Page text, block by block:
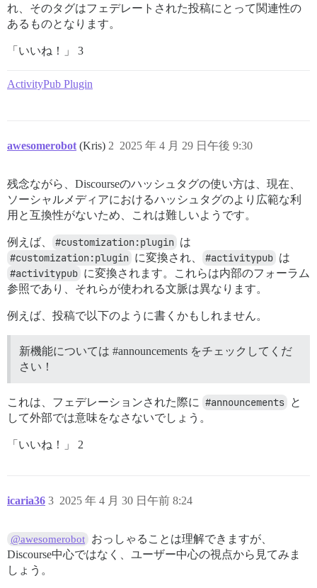
れ、そのタグはフェデレートされた投稿にとって関連性の
あるものとなります。
「いいね！」 3
ActivityPub Plugin
awesomerobot (Kris) 2025 年 4 月 29 日午後 9:30
2
残念ながら、Discourseのハッシュタグの使い方は、現在、
ソーシャルメディアにおけるハッシュタグのより広範な利
用と互換性がないため、これは難しいようです。
例えば、 #customization:plugin は
#customization:plugin に変換され、 #activitypub は
#activitypub に変換されます。これらは内部のフォーラム
参照であり、それらが使われる文脈は異なります。
例えば、投稿で以下のように書くかもしれません。
新機能については #announcements をチェックしてくだ
さい！
これは、フェデレーションされた際に #announcements と
して外部では意味をなさないでしょう。
「いいね！」 2
icaria36 2025 年 4 月 30 日午前 8:24
3
@awesomerobot
おっしゃることは理解できますが、
Discourse中心ではなく、ユーザー中心の視点から見てみま
しょう。